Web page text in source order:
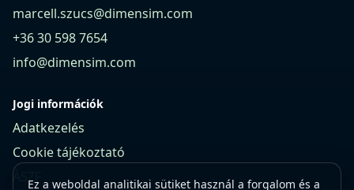
Ez a weboldal analitikai sütiket használ a forgalom és a
marcell.szucs@dimensim.com
+36 30 598 7654
info@dimensim.com
Jogi információk
Adatkezelés
Cookie tájékoztató
ÁSZF